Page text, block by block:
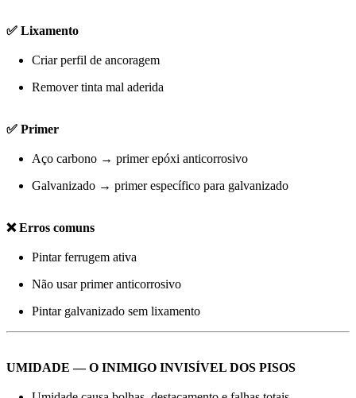
✅ Lixamento
Criar perfil de ancoragem
Remover tinta mal aderida
✅ Primer
Aço carbono → primer epóxi anticorrosivo
Galvanizado → primer específico para galvanizado
❌ Erros comuns
Pintar ferrugem ativa
Não usar primer anticorrosivo
Pintar galvanizado sem lixamento
UMIDADE — O INIMIGO INVISÍVEL DOS PISOS